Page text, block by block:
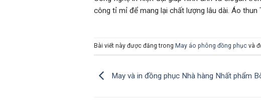
công tỉ mỉ để mang lại chất lượng lâu dài. Áo
Bài viết này được đăng trong May áo phông đồng phục và
May và in đồng phục Nhà hàng Nhất phẩm